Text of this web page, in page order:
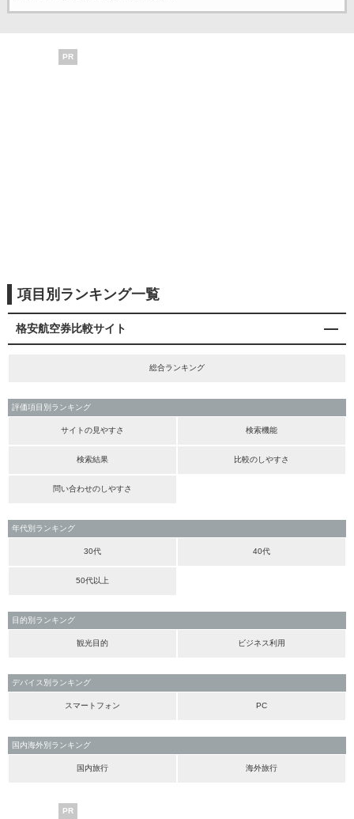
PR
項目別ランキング一覧
格安航空券比較サイト
総合ランキング
評価項目別ランキング
サイトの見やすさ 検索機能
検索結果 比較のしやすさ
問い合わせのしやすさ
年代別ランキング
30代 40代
50代以上
目的別ランキング
観光目的 ビジネス利用
デバイス別ランキング
スマートフォン PC
国内海外別ランキング
国内旅行 海外旅行
PR